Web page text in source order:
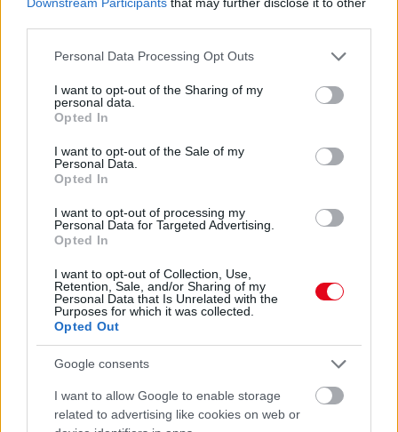
Please note that this website/app uses one or more Google
not limited to your visit or usage behaviour. You may click to
grant or deny consent to Google and its third-party tags to
use your data for below specified purposes in below Google
consent section.
Personal Data Processing Opt Outs
I want to opt-out of the Sharing of my
personal data.
Opted In
I want to opt-out of the Sale of my
Personal Data.
Opted In
I want to opt-out of processing my
Personal Data for Targeted Advertising.
Opted In
I want to opt-out of Collection, Use,
Retention, Sale, and/or Sharing of my
Personal Data that Is Unrelated with the
Purposes for which it was collected.
Opted Out
Google consents
I want to allow Google to enable storage
related to advertising like cookies on web or
08. 01.
EGYRE TÖBB FIATALNÁL JELENTKEZIK EZ A
Erre figyelj!
07. 31.
NEM A CITROMSAV, AZ ECET VAGY A
SZÁLLODÁKBAN A VÍZKŐ ELLEN
Ez a szer tényleg eltünteti a vízkövet
24 ÓRA TOVÁBBI HÍREI
24 óra